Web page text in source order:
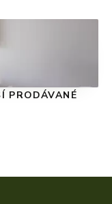
PRODÁVANÉ